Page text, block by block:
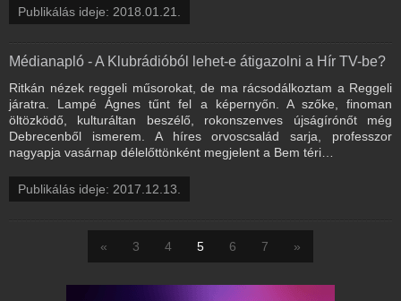
Publikálás ideje: 2018.01.21.
Médianapló - A Klubrádióból lehet-e átigazolni a Hír TV-be?
Ritkán nézek reggeli műsorokat, de ma rácsodálkoztam a Reggeli
járatra. Lampé Ágnes tűnt fel a képernyőn. A szőke, finoman
öltözködő, kulturáltan beszélő, rokonszenves újságírónőt még
Debrecenből ismerem. A híres orvoscsalád sarja, professzor
nagyapja vasárnap délelőttönként megjelent a Bem téri…
Publikálás ideje: 2017.12.13.
« 3 4 5 6 7 »